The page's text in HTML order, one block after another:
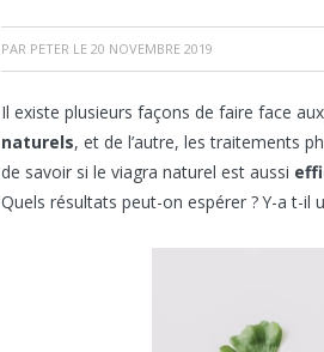
PAR PETER LE 20 NOVEMBRE 2019
Il existe plusieurs façons de faire face
naturels, et de l’autre, les traitements
de savoir si le viagra naturel est aussi
Quels résultats peut-on espérer ? Y-a t-il